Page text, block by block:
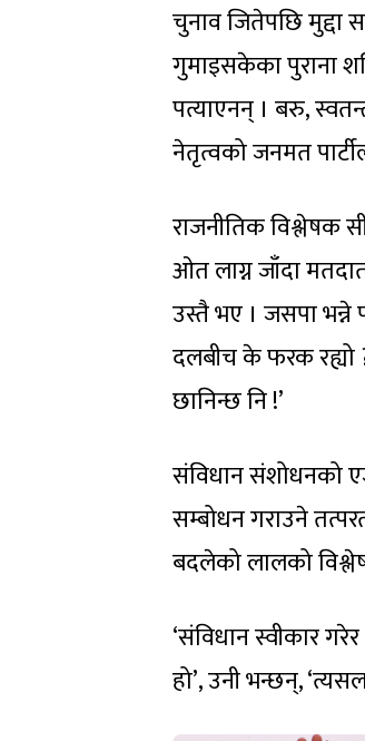
चुनाव जितेपछि मुद्दा
गुमाइसकेका पुराना
पत्याएनन् । बरु,
नेतृत्वको जनमत
राजनीतिक विश्लेषक
ओत लाग्न जाँदा
उस्तै भए । जसपा भन्ने
दलबीच के फरक रह्यो
छानिन्छ नि !’
संविधान संशोधनको
सम्बोधन गराउने
बदलेको लालको
‘संविधान स्वीकार
हो’, उनी भन्छन्,